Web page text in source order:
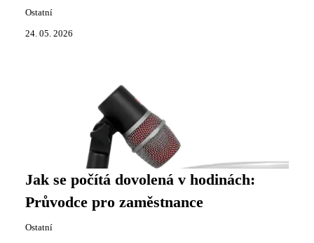
Ostatní
24. 05. 2026
Jak se počítá dovolená v hodinách:
Průvodce pro zaměstnance
Ostatní